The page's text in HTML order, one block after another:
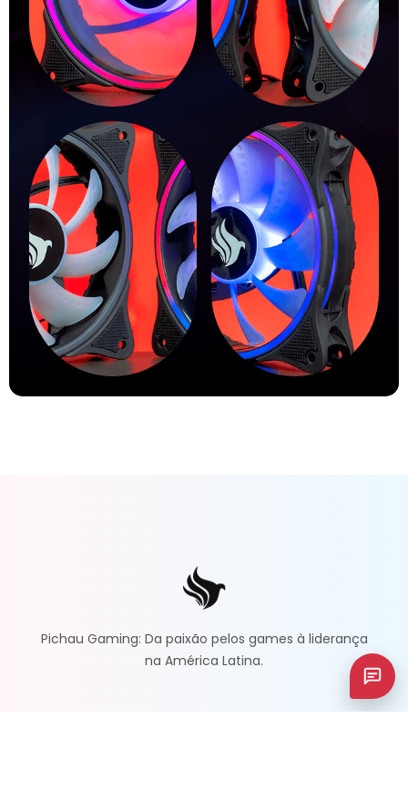
Pichau Gaming: Da paixão pelos games à liderança
na América Latina.